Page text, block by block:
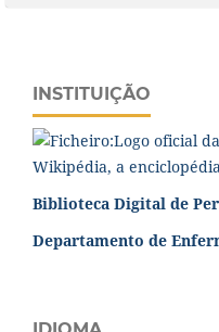
INSTITUIÇÃO
Biblioteca Digital de
Departamento de